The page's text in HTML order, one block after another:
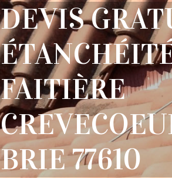
DEVIS
FAITIÈRE
BRIE 77610